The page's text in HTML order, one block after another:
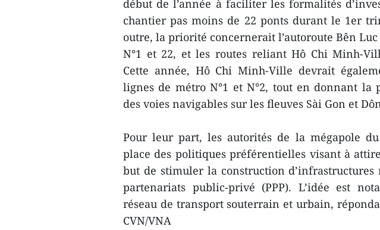
début de l’année à faciliter les formalités
chantier pas moins de 22 ponts durant le 1er
outre, la priorité concernerait l’autoroute Bên
N°1 et 22, et les routes reliant Hô Chi Minh-
Cette année, Hô Chi Minh-Ville devrait
lignes de métro N°1 et N°2, tout en donnant la
des voies navigables sur les fleuves Sài Gon et
Pour leur part, les autorités de la mégapole
place des politiques préférentielles visant à
but de stimuler la construction d’infrastructures
partenariats public-privé (PPP). L’idée est
réseau de transport souterrain et urbain,
CVN/VNA